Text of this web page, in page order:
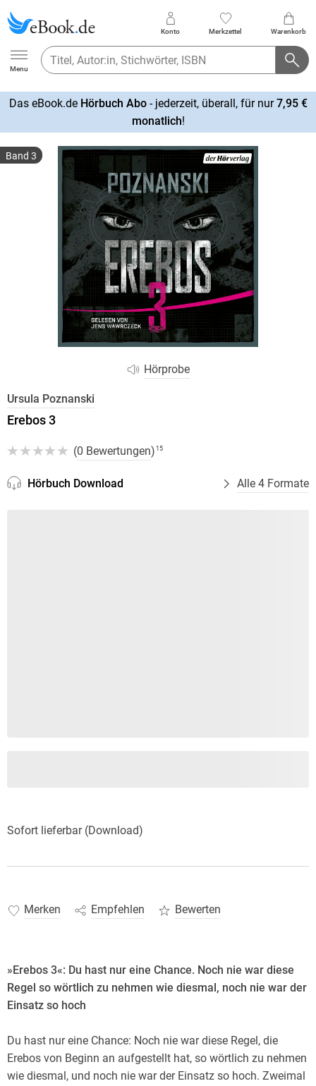
Ebook.de
Menu
Konto Merkzettel Warenkorb
Das eBook.de Hörbuch Abo- jederzeit, überall, für nur7,95 €
monatlich!
Hörprobe
Band 3
Ursula Poznanski
Erebos 3
(0 Bewertungen) 15
Hörbuch Download Alle 4 Formate
Sofort lieferbar (Download)
Merken Empfehlen Bewerten
»Erebos 3«: Du hast nur eine Chance. Noch nie war diese
Regel so wörtlich zu nehmen wie diesmal, noch nie war der
Einsatz so hoch
Du hast nur eine Chance: Noch nie war diese Regel, die
Erebos von Beginn an aufgestellt hat, so wörtlich zu nehmen
wie diesmal, und noch nie war der Einsatz so hoch. Zweimal